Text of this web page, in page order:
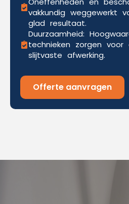
vakkundig weggewerkt
glad resultaat.
Duurzaamheid:
technieken zorgen voor
slijtvaste afwerking.
Offerte aanvragen